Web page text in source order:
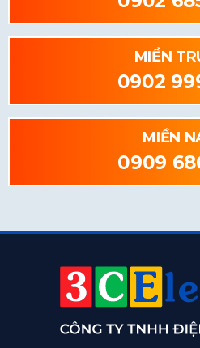
MIỀN
0902
MIỀN
0909